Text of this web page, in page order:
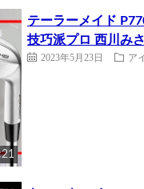
テーラーメイド
技巧派プロ 西川み
2023年5月23日 ア